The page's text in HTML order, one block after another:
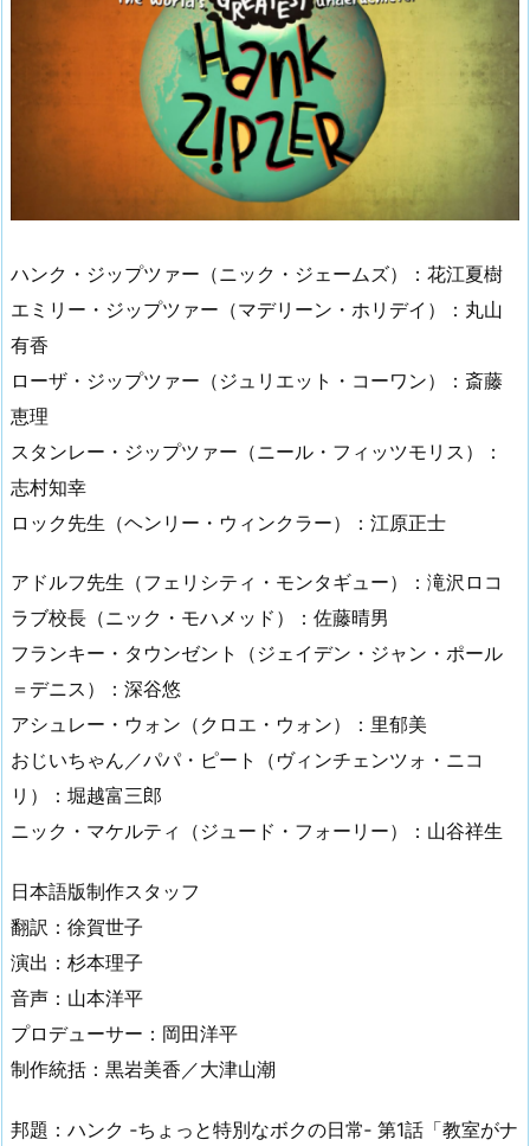
ハンク・ジップツァー（ニック・ジェームズ）：花江夏樹
エミリー・ジップツァー（マデリーン・ホリデイ）：丸山
有香
ローザ・ジップツァー（ジュリエット・コーワン）：斎藤
恵理
スタンレー・ジップツァー（ニール・フィッツモリス）：
志村知幸
ロック先生（ヘンリー・ウィンクラー）：江原正士
アドルフ先生（フェリシティ・モンタギュー）：滝沢ロコ
ラブ校長（ニック・モハメッド）：佐藤晴男
フランキー・タウンゼント（ジェイデン・ジャン・ポール
＝デニス）：深谷悠
アシュレー・ウォン（クロエ・ウォン）：里郁美
おじいちゃん／パパ・ピート（ヴィンチェンツォ・ニコ
リ）：堀越富三郎
ニック・マケルティ（ジュード・フォーリー）：山谷祥生
日本語版制作スタッフ
翻訳：徐賀世子
演出：杉本理子
音声：山本洋平
プロデューサー：岡田洋平
制作統括：黒岩美香／大津山潮
邦題：ハンク ‐ちょっと特別なボクの日常‐ 第1話「教室がナ